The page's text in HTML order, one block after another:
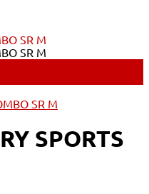
SR M
SR M
SPORTS